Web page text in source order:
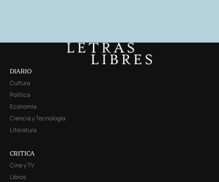
DIARIO
Cultura
Política
Economía
Ciencia y Tecnología
Literatura
CRITICA
Cine y TV
Libros